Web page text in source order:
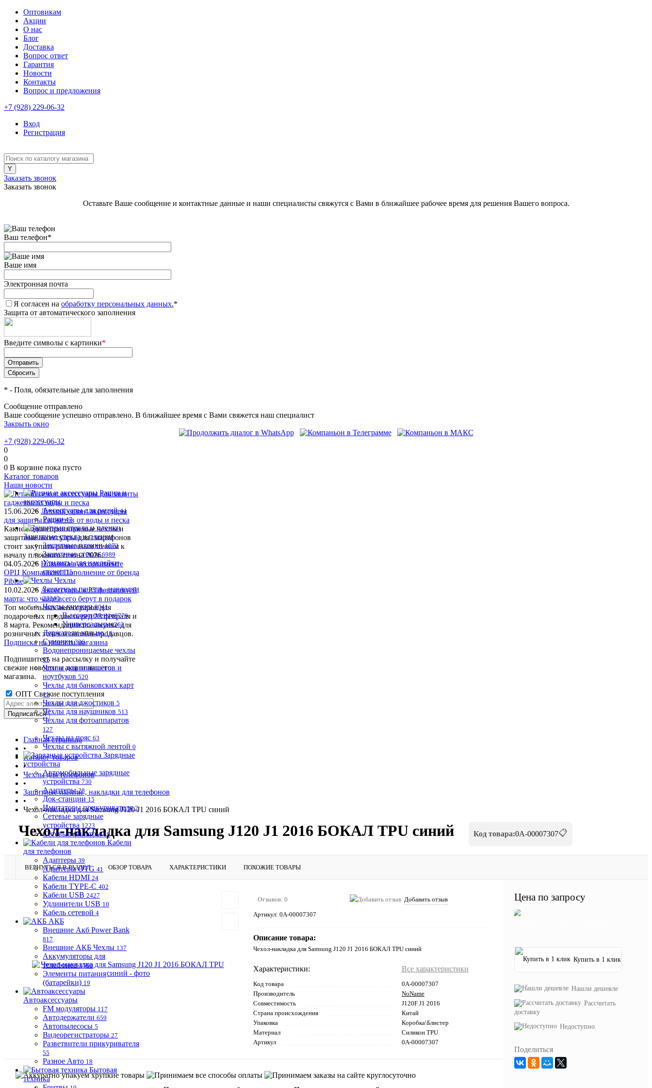
Оптовикам
Акции
О нас
Блог
Доставка
Вопрос ответ
Гарантия
Новости
Контакты
Вопрос и предложения
+7 (928) 229-06-32
Вход
Регистрация
Заказать звонок
Заказать звонок
Оставьте Ваше сообщение и контактные данные и наши специалисты свяжутся с Вами в ближайшее рабочее время для решения Вашего вопроса.
Ваш телефон*
Ваше имя
Электронная почта
Я согласен на обработку персональных данных.*
Защита от автоматического заполнения
Введите символы с картинки*
* - Поля, обязательные для заполнения
Сообщение отправлено
Ваше сообщение успешно отправлено. В ближайшее время с Вами свяжется наш специалист
Закрыть окно
+7 (928) 229-06-32
0
0
0 В корзине пока пусто
Каталог товаров
Рации и
аксессуары
Аксессуары для раций 44
Рации 47
Защитные стекла и пленки
Защитные пленки 1972
Защитные стекла 6989
Утилиты для наклейки
стекол 15
Чехлы
Защитные панели , накладки
23340
Чехлы-книжки 9041
В ассортименте8779
Универсальные262
Держатели кольцо 18
Сумочки 336
Водонепроницаемые чехлы
97
Чехлы для планшетов и
ноутбуков 520
Чехлы для банковских карт
11
Чехлы для джостиков 5
Чехлы для наушников 513
Чехлы для фотоаппаратов
127
Чехлы на пояс 63
Чехлы с вытяжной лентой 0
Зарядные
устройства
Автомобильные зарядные
устройства 730
Адаптеры 28
Док-станции 15
Имитаторы прикуривателя 2
Сетевые зарядные
устройства 1223
Сетевые фильтры 19
Кабели
для телефонов
Адаптеры 39
Адаптеры OTG 41
Кабели HDMI 24
Кабели TYPE-C 402
Кабели USB 2427
Удлинители USB 10
Кабель сетевой 4
АКБ
Внешние Акб Power Bank
817
Внешние АКБ Чехлы 137
Аккумуляторы для
телефонов 1590
Элементы питания
(батарейки) 19
Автоаксессуары
FM модуляторы 117
Автодержатели 659
Автопылесосы 5
Видеорегистраторы 27
Разветвители прикуривателя
55
Разное Авто 18
Бытовая
техника
Наши новости
15.06.2026 Летний сезон: аксессуары
для защиты гаджетов от воды и песка
Какие водонепроницаемые чехлы и
защитные аксессуары для смартфонов
стоит закупить розничным точкам к
началу пляжного сезона 2026.
04.05.2026 Новинка в ассортименте
OРЦ Компаньон! Пополнение от бренда
Piblue
10.02.2026 Аксессуары к 23 февраля и 8
марта: что чаще всего берут в подарок
Топ мобильных аксессуаров для
подарочных продаж перед 23 февраля и
8 марта. Рекомендации по закупке для
розничных точек и онлайн-продавцов.
Подписка на новости магазина
Подпишитесь на рассылку и получайте
свежие новости и акции нашего
магазина.
ОПТ Свежие поступления
Главная страница
•
Каталог товаров
•
Чехлы для телефонов
•
Защитные панели , накладки для телефонов
•
Чехол-накладка для Samsung J120 J1 2016 БОКАЛ TPU синий
Чехол-накладка для Samsung J120 J1 2016 БОКАЛ TPU синий Код товара:0А-00007307📋
ВЕРНУТЬСЯ В РАЗДЕЛ ОБЗОР ТОВАРА ХАРАКТЕРИСТИКИ ПОХОЖИЕ ТОВАРЫ
Отзывов: 0 Добавить отзыв
Артикул: 0А-00007307
Описание товара:
Чехол-накладка для Samsung J120 J1 2016 БОКАЛ TPU синий
Характеристики: Все характеристики
Код товара
0А-00007307
Производитель
NoName
Совместимость
J120F J1 2016
Страна происхождения
Китай
Упаковка
Коробка\Блистер
Материал
Силикон TPU
Артикул
0А-00007307
Цена по запросу
Купить в 1 клик
Нашли дешевле
Рассчитать
доставку
Недоступно
Поделиться